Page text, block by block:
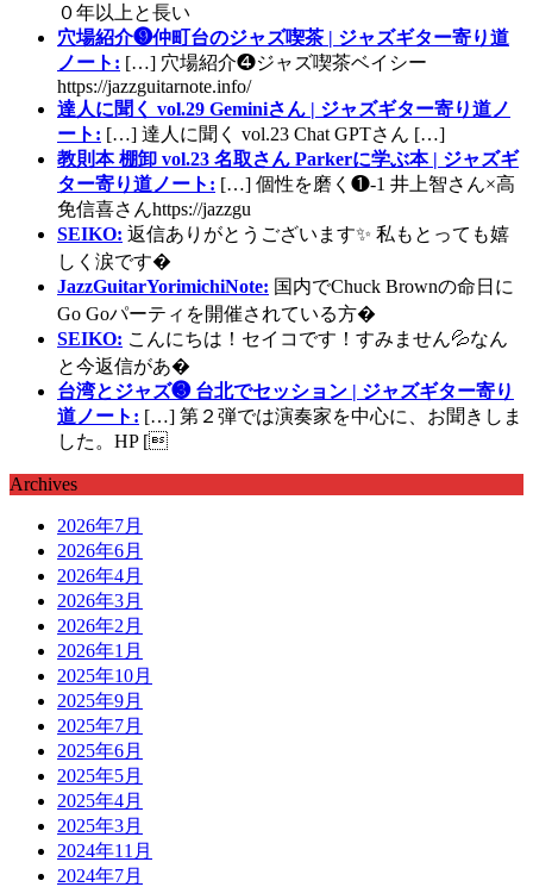
０年以上と長い
穴場紹介❾仲町台のジャズ喫茶 | ジャズギター寄り道
ノート: […] 穴場紹介❹ジャズ喫茶ベイシー
https://jazzguitarnote.info/
達人に聞く vol.29 Geminiさん | ジャズギター寄り道ノ
ート: […] 達人に聞く vol.23 Chat GPTさん […]
教則本 棚卸 vol.23 名取さん Parkerに学ぶ本 | ジャズギ
ター寄り道ノート: […] 個性を磨く❶-1 井上智さん×高
免信喜さんhttps://jazzgu
SEIKO: 返信ありがとうございます✨ 私もとっても嬉
しく涙です�
JazzGuitarYorimichiNote: 国内でChuck Brownの命日に
Go Goパーティを開催されている方�
SEIKO: こんにちは！セイコです！すみません💦なん
と今返信があ�
台湾とジャズ❸ 台北でセッション | ジャズギター寄り
道ノート: […] 第２弾では演奏家を中心に、お聞きしま
した。HP [
Archives
2026年7月
2026年6月
2026年4月
2026年3月
2026年2月
2026年1月
2025年10月
2025年9月
2025年7月
2025年6月
2025年5月
2025年4月
2025年3月
2024年11月
2024年7月